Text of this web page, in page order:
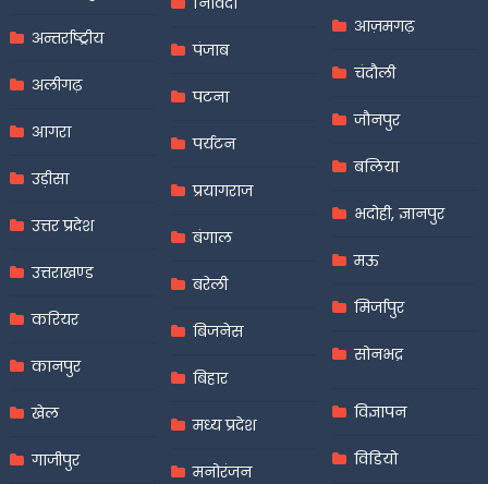
अन्तर्राष्ट्रीय
अलीगढ़
आगरा
उड़ीसा
उत्तर प्रदेश
उत्तराखण्ड
करियर
कानपुर
खेल
गाजीपुर
पंजाब
पटना
पर्यटन
प्रयागराज
बंगाल
बरेली
बिजनेस
बिहार
मध्य प्रदेश
मनोरंजन
आज़मगढ़
चंदौली
जौनपुर
बलिया
भदोही, ज्ञानपुर
मऊ
मिर्जापुर
सोनभद्र
विज्ञापन
विडियो